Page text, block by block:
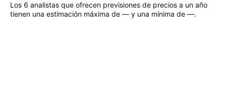
Los 6 analistas que ofrecen previsiones de precios a un año
tienen una estimación máxima de — y una mínima de —.